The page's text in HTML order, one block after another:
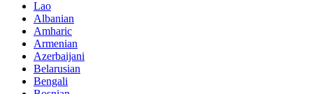
Lao
Albanian
Amharic
Armenian
Azerbaijani
Belarusian
Bengali